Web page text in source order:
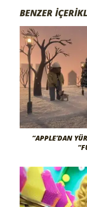
BENZER
“APPLE’DAN